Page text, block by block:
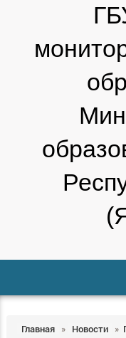
Главная » Новости »